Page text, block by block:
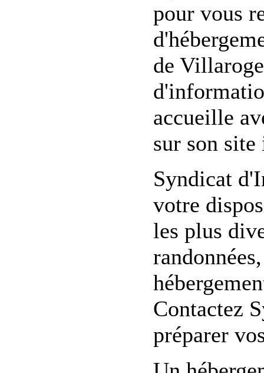
pour vous
de
accueille
sur son
Syndicat
votre
les plus
Contactez
préparer